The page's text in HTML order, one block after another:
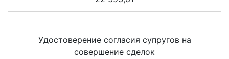
Удостоверение согласия супругов на
совершение сделок